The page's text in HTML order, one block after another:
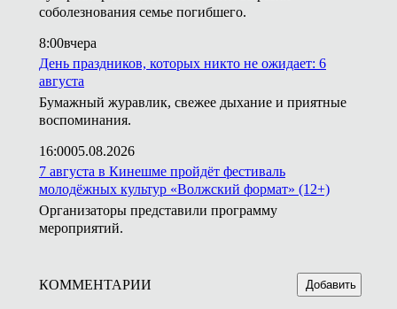
соболезнования семье погибшего.
8:00вчера
День праздников, которых никто не ожидает: 6
августа
Бумажный журавлик, свежее дыхание и приятные
воспоминания.
16:0005.08.2026
7 августа в Кинешме пройдёт фестиваль
молодёжных культур «Волжский формат» (12+)
Организаторы представили программу
мероприятий.
КОММЕНТАРИИ Добавить